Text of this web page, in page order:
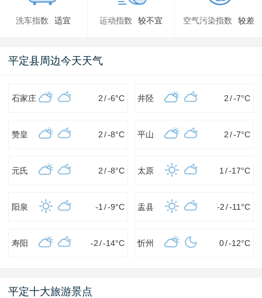
洗车指数 适宜 运动指数 较不宜 空气污染指数 较差
平定县周边今天天气
石家庄 2/-6°C 井陉 2 /-7°C
赞皇 2/-8°C 平山 2 /-7°C
元氏 2/-8°C 太原 1 /-17°C
阳泉 -1 /-9°C 盂县 -2 /-11 °C
寿阳 -2/-14°C 忻州 0/-12°C
平定十大旅游景点